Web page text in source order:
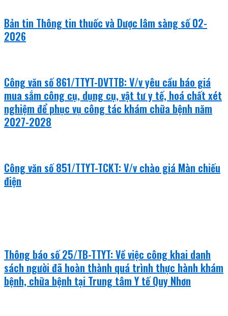
Bản tin Thông tin thuốc và Dược lâm sàng số 02-
2026
Công văn số 861/TTYT-DVTTB: V/v yêu cầu báo giá
mua sắm công cụ, dụng cụ, vật tư y tế, hoá chất xét
nghiệm để phục vụ công tác khám chữa bệnh năm
2027-2028
Công văn số 851/TTYT-TCKT: V/v chào giá Màn chiếu
điện
Thông báo số 25/TB-TTYT: Về việc công khai danh
sách người đã hoàn thành quá trình thực hành khám
bệnh, chữa bệnh tại Trung tâm Y tế Quy Nhơn